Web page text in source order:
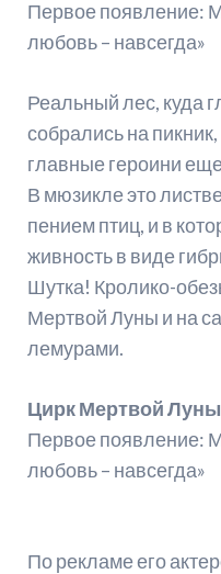
Первое появление:
любовь – навсегда»
Реальный лес, куда
собрались на
главные героини
В мюзикле это
пением птиц, и в
живность в виде
Шутка! Кролико-
Мертвой Луны и на
лемурами.
Цирк Мертвой Луны
Первое появление:
любовь – навсегда»
По рекламе его